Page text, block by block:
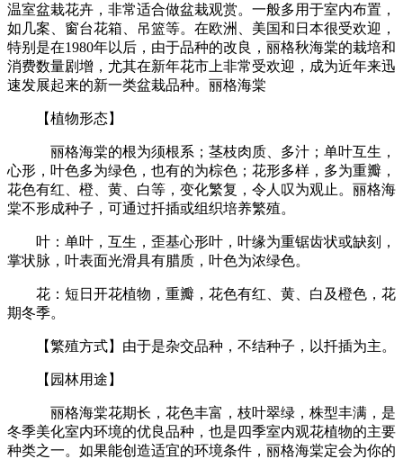
温室盆栽花卉，非常适合做盆栽观赏。一般多用于室内布置，
如几案、窗台花箱、吊篮等。在欧洲、美国和日本很受欢迎，
特别是在1980年以后，由于品种的改良，丽格秋海棠的栽培和
消费数量剧增，尤其在新年花市上非常受欢迎，成为近年来迅
速发展起来的新一类盆栽品种。丽格海棠
【植物形态】
丽格海棠的根为须根系；茎枝肉质、多汁；单叶互生，
心形，叶色多为绿色，也有的为棕色；花形多样，多为重瓣，
花色有红、橙、黄、白等，变化繁复，令人叹为观止。丽格海
棠不形成种子，可通过扦插或组织培养繁殖。
叶：单叶，互生，歪基心形叶，叶缘为重锯齿状或缺刻，
掌状脉，叶表面光滑具有腊质，叶色为浓绿色。
花：短日开花植物，重瓣，花色有红、黄、白及橙色，花
期冬季。
【繁殖方式】由于是杂交品种，不结种子，以扦插为主。
【园林用途】
丽格海棠花期长，花色丰富，枝叶翠绿，株型丰满，是
冬季美化室内环境的优良品种，也是四季室内观花植物的主要
种类之一。如果能创造适宜的环境条件，丽格海棠定会为你的